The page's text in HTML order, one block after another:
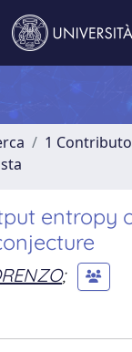
1
entropy
;